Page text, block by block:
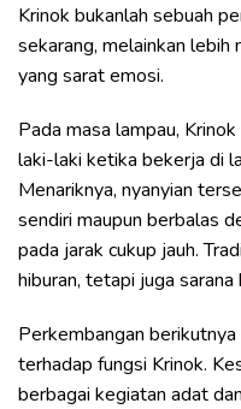
Krinok bukanlah sebuah
sekarang, melainkan
yang sarat emosi.
Pada masa lampau,
laki-laki ketika bekerja di
Menariknya, nyanyian
sendiri maupun berbalas
pada jarak cukup jauh.
hiburan, tetapi juga
Perkembangan
terhadap fungsi Krinok.
berbagai kegiatan adat